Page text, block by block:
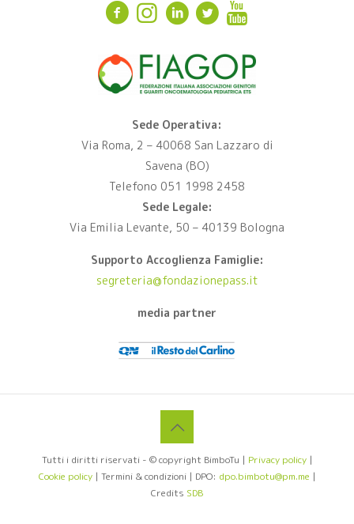
Sede Operativa:
Via Roma, 2 – 40068 San Lazzaro di
Savena (BO)
Telefono 051 1998 2458
Sede Legale:
Via Emilia Levante, 50 – 40139 Bologna
Supporto Accoglienza Famiglie:
segreteria@fondazionepass.it
media partner
Tutti i diritti riservati - © copyright BimboTu | Privacy policy|
Cookie policy| Termini & condizioni | DPO: dpo.bimbotu@pm.me |
Credits SDB